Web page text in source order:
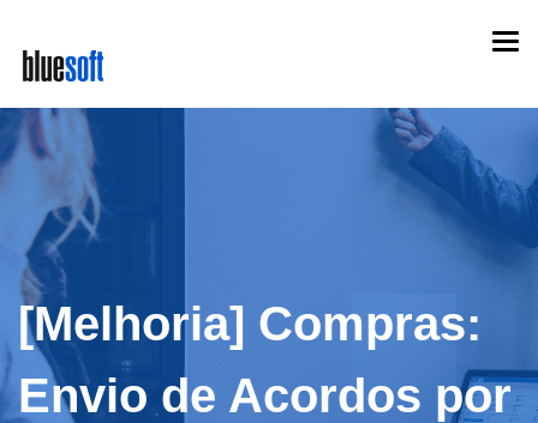
main
content
[Melhoria] Compras:
Envio de Acordos por